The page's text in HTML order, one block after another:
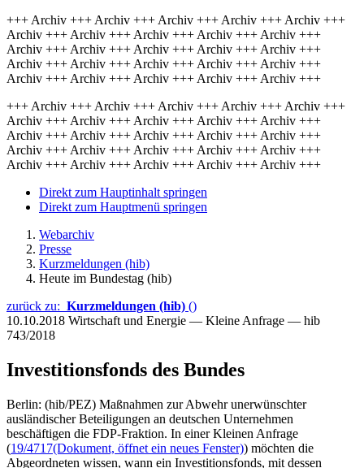
+++ Archiv +++ Archiv +++ Archiv +++ Archiv +++ Archiv +++
Archiv +++ Archiv +++ Archiv +++ Archiv +++ Archiv +++
Archiv +++ Archiv +++ Archiv +++ Archiv +++ Archiv +++
Archiv +++ Archiv +++ Archiv +++ Archiv +++ Archiv +++
Archiv +++ Archiv +++ Archiv +++ Archiv +++ Archiv +++
+++ Archiv +++ Archiv +++ Archiv +++ Archiv +++ Archiv +++
Archiv +++ Archiv +++ Archiv +++ Archiv +++ Archiv +++
Archiv +++ Archiv +++ Archiv +++ Archiv +++ Archiv +++
Archiv +++ Archiv +++ Archiv +++ Archiv +++ Archiv +++
Archiv +++ Archiv +++ Archiv +++ Archiv +++ Archiv +++
Direkt zum Hauptinhalt springen
Direkt zum Hauptmenü springen
Webarchiv
Presse
Kurzmeldungen (hib)
Heute im Bundestag (hib)
zurück zu: Kurzmeldungen (hib) ()
10.10.2018 Wirtschaft und Energie — Kleine Anfrage — hib
743/2018
Investitionsfonds des Bundes
Berlin: (hib/PEZ) Maßnahmen zur Abwehr unerwünschter
ausländischer Beteiligungen an deutschen Unternehmen
beschäftigen die FDP-Fraktion. In einer Kleinen Anfrage
(19/4717(Dokument, öffnet ein neues Fenster)) möchten die
Abgeordneten wissen, wann ein Investitionsfonds, mit dessen